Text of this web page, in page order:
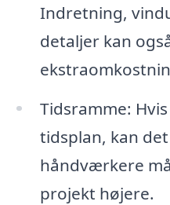
Indretning,
detaljer kan
Tidsramme:
tidsplan, kan
håndværkere
projekt højere.